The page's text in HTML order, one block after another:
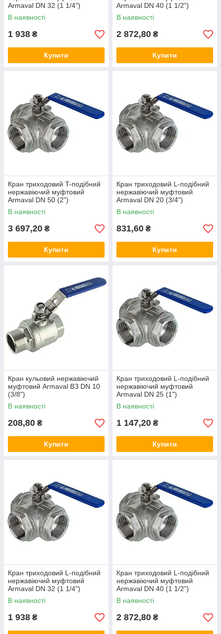
Armaval DN 32 (1 1/4")
В наявності
1 938 ₴
Купити
Armaval DN 40 (1 1/2")
В наявності
2 872,80 ₴
Купити
Кран триходовий T-подібний
нержавіючий муфтовий
Armaval DN 50 (2")
В наявності
3 697,20 ₴
Купити
Кран триходовий L-подібний
нержавіючий муфтовий
Armaval DN 20 (3/4")
В наявності
831,60 ₴
Купити
Кран кульовий нержавіючий
муфтовий Armaval ВЗ DN 10
(3/8")
В наявності
208,80 ₴
Купити
Кран триходовий L-подібний
нержавіючий муфтовий
Armaval DN 25 (1")
В наявності
1 147,20 ₴
Купити
Кран триходовий L-подібний
нержавіючий муфтовий
Armaval DN 32 (1 1/4")
В наявності
1 938 ₴
Кран триходовий L-подібний
нержавіючий муфтовий
Armaval DN 40 (1 1/2")
В наявності
2 872,80 ₴